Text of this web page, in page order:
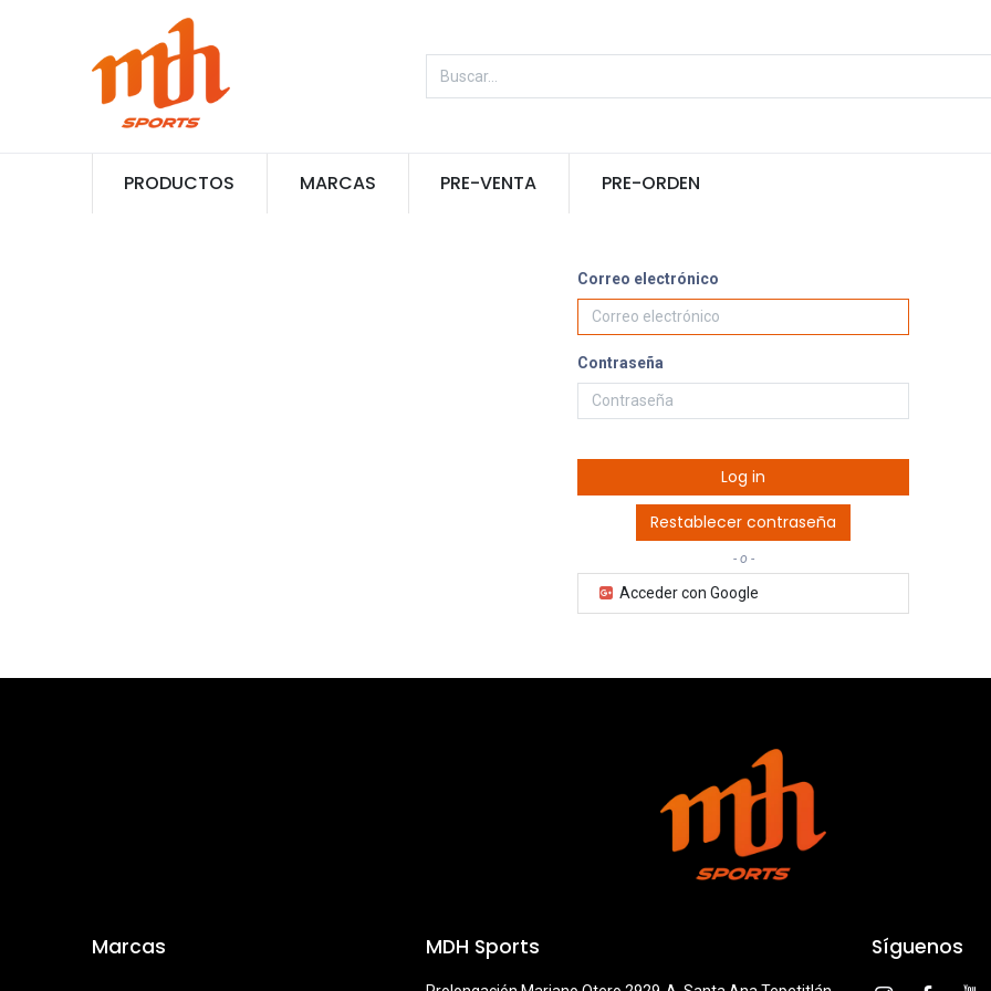
PRODUCTOS MARCAS PRE-VENTA PRE-ORDEN
Correo electrónico
Contraseña
Log in
Restablecer contraseña
- o -
Acceder con Google
Marcas MDH Sports Síguenos